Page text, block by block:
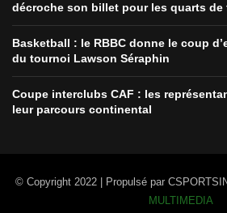
décroche son billet pour les quarts de
Basketball : le RBBC donne le coup
du tournoi Lawson Séraphin
Coupe interclubs CAF : les
leur parcours continental
© Copyright 2022 | Propulsé par
MULTIMEDIA